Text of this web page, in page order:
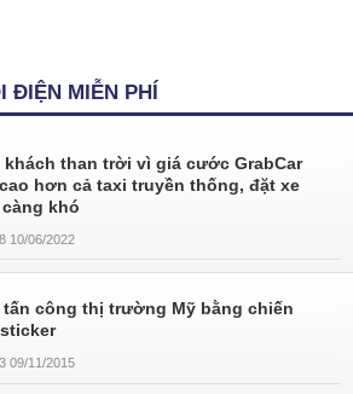
ĐIỆN MIỄN PHÍ
khách than trời vì giá cước GrabCar
hơn cả taxi truyền thống, đặt xe
khó
10/06/2022
tấn công thị trường Mỹ bằng chiến
09/11/2015